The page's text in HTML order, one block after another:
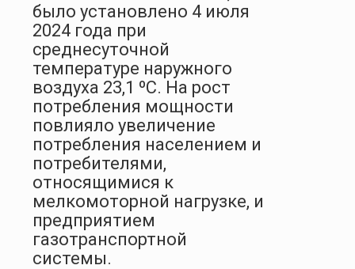
было установлено 4 июля
2024 года при
среднесуточной
температуре наружного
воздуха 23,1 ºС. На рост
потребления мощности
повлияло увеличение
потребления населением и
потребителями,
относящимися к
мелкомоторной нагрузке, и
предприятием
газотранспортной
системы.